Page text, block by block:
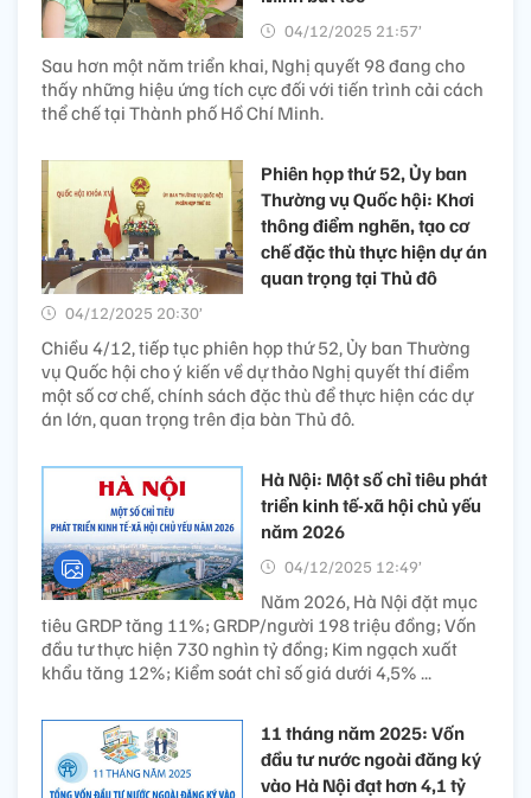
04/12/2025 21:57’
Sau hơn một năm triển khai, Nghị quyết 98 đang cho
thấy những hiệu ứng tích cực đối với tiến trình cải cách
thể chế tại Thành phố Hồ Chí Minh.
Phiên họp thứ 52, Ủy ban
Thường vụ Quốc hội: Khơi
thông điểm nghẽn, tạo cơ
chế đặc thù thực hiện dự án
quan trọng tại Thủ đô
04/12/2025 20:30’
Chiều 4/12, tiếp tục phiên họp thứ 52, Ủy ban Thường
vụ Quốc hội cho ý kiến về dự thảo Nghị quyết thí điểm
một số cơ chế, chính sách đặc thù để thực hiện các dự
án lớn, quan trọng trên địa bàn Thủ đô.
Hà Nội: Một số chỉ tiêu phát
triển kinh tế-xã hội chủ yếu
năm 2026
04/12/2025 12:49’
Năm 2026, Hà Nội đặt mục
tiêu GRDP tăng 11%; GRDP/người 198 triệu đồng; Vốn
đầu tư thực hiện 730 nghìn tỷ đồng; Kim ngạch xuất
khẩu tăng 12%; Kiểm soát chỉ số giá dưới 4,5% ...
11 tháng năm 2025: Vốn
đầu tư nước ngoài đăng ký
vào Hà Nội đạt hơn 4,1 tỷ